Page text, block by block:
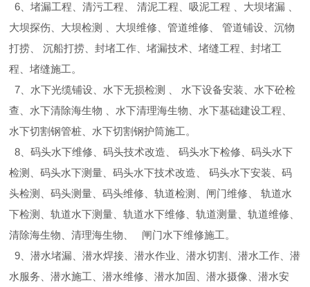
6、堵漏工程、清污工程、 清泥工程、吸泥工程 、大坝堵漏 、
大坝探伤、大坝检测 、大坝维修、管道维修、 管道铺设、沉物
打捞、 沉船打捞、封堵工作、堵漏技术、堵缝工程、封堵工
程、堵缝施工。
7、水下光缆铺设、水下无损检测 、 水下设备安装、水下砼检
查、水下清除海生物 、水下清理海生物、水下基础建设工程、
水下切割钢管桩、水下切割钢护筒施工。
8、码头水下维修、码头技术改造、 码头水下检修、码头水下
检测、码头水下测量、码头水下技术改造、 码头水下安装、码
头检测、码头测量、码头维修、轨道检测、闸门维修、 轨道水
下检测、轨道水下测量、轨道水下维修、轨道测量、轨道维修、
清除海生物、清理海生物、 闸门水下维修施工。
9、潜水堵漏、潜水焊接、潜水作业、潜水切割、潜水工作、潜
水服务、潜水施工、潜水维修、潜水加固、潜水摄像、潜水安